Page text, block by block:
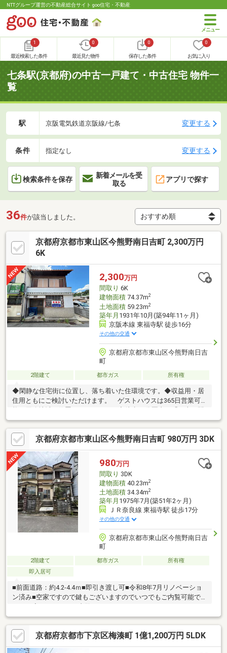
NTTグループ運営の不動産総合サイト goo住宅・不動産
1
最近検索した条件
0
最近見た物件
0
保存した条件
0
お気に入り
七条駅(京都府)の中古一戸建て・中古住宅 物件一
覧
駅 京阪電気鉄道京阪線/七条 変更する
条件 指定なし 変更する
検索条件を保存
新着メールを受
取る
アプリで探す
36件が該当しました。
京都府京都市東山区今熊野南日吉町 2,300万円
6K
2,300万円
間取り 6K
建物面積74.37m2
土地面積59.23m2
築年月 1931年10月(築94年11ヶ月)
京阪本線 東福寺駅 徒歩16分
その他の交通
京都府京都市東山区今熊野南日吉
町
2階建て 都市ガス 所有権
◆閑静な住宅街に位置し、落ち着いた住環境です。◆収益用・居
住用ともにご検討いただけます。 ゲストハウスは365日営業可
堂」「妙法院」「国立博物館」「泉涌寺」など京都の名所が多数
京阪本線「東福寺」駅徒歩16分/近鉄奈良線「東福寺」駅徒歩16
分/市バス「東山七条」停徒歩8分・北側は非道路ですが、3方向通
りに面しており圧迫感のない土地です。・西側は風情ある京町家
が並び、物件西側の石垣がより趣ある雰囲気を醸し出していま
す。・東側の前面道路幅は広々な約8.6mですが、車通りは多くな
く、閑静な住宅街です。
京都府京都市東山区今熊野南日吉町 980万円 3DK
980万円
間取り 3DK
建物面積40.23m2
土地面積34.34m2
築年月 1975年7月(築51年2ヶ月)
ＪＲ奈良線 東福寺駅 徒歩17分
その他の交通
京都府京都市東山区今熊野南日吉
町
2階建て 都市ガス
所有権
即入居可
■前面道路：約4.2-4.4ｍ■即引き渡し可■令和8年7月リノベーショ
ン済み■空家ですので鍵もございますのでいつでもご内覧可能で
でお気軽にお問い合わせ下さい。■経験年数10年以上の営業スタ
ッフ在籍、宅地建物取引士・古民家鑑定士1級等も取得しておりま
すのでご安心ください。
京都府京都市下京区梅湊町 1億1,200万円 5LDK